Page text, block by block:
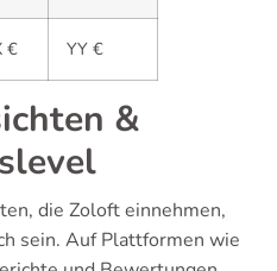
€ YY €
&
die Zoloft einnehmen,
sein. Auf Plattformen wie